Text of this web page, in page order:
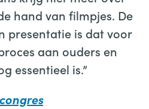
hand van filmpjes. De
presentatie is dat voor
aan ouders en
essentieel is.”